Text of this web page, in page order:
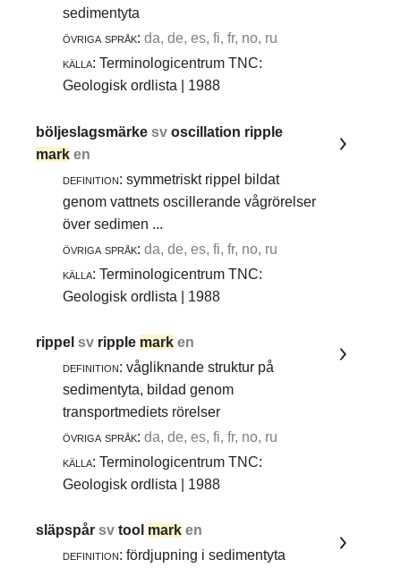
sedimentyta
övriga språk: da, de, es, fi, fr, no, ru
källa: Terminologicentrum TNC:
Geologisk ordlista | 1988
böljeslagsmärkesvoscillation ripple
mark en
definition: symmetriskt rippel bildat
genom vattnets oscillerande vågrörelser
över sedimen ...
övriga språk: da, de, es, fi, fr, no, ru
källa: Terminologicentrum TNC:
Geologisk ordlista | 1988
rippelsv ripple mark en
definition: vågliknande struktur på
sedimentyta, bildad genom
transportmediets rörelser
övriga språk: da, de, es, fi, fr, no, ru
källa: Terminologicentrum TNC:
Geologisk ordlista | 1988
släpspårsvtool mark en
definition: fördjupning i sedimentyta